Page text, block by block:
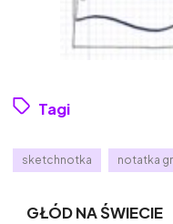
Tagi
sketchnotka notatka
GŁÓD NA ŚWIECIE